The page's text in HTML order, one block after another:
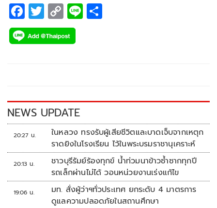
F
ac
e
k
T
wi
tt
C
o
p
k
Li
NEWS UPDATE
20:27 น.
ในหลวง ทรงรับผู้เสียชีวิตและบาดเจ็บจากเหตุก
ราดยิงในโรงเรียน ไว้ในพระบรมราชานุเคราะห์
20:13 น.
ชาวบุรีรัมย์ร้องทุกข์ น้ำท่วมนาข้าวซ้ำซากทุกปี
รถเล็กผ่านไม่ได้ วอนหน่วยงานเร่งแก้ไข
19:06 น.
มท. สั่งผู้ว่าฯทั่วประเทศ ยกระดับ 4 มาตรการ
ดูแลความปลอดภัยในสถานศึกษา